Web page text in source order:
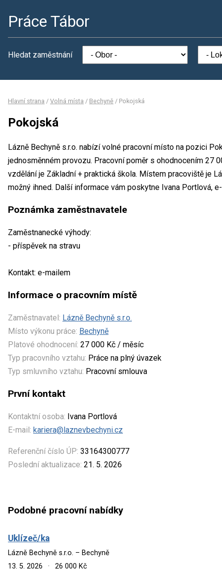
Práce Tábor
Hledat zaměstnání
Hlavní strana / Volná místa / Bechyně / Pokojská
Pokojská
Lázně Bechyně s.r.o. nabízí volné pracovní místo na pozici
jednosměnném provozu. Pracovní poměr s ohodnocením 27
vzdělání je Základní + praktická škola. Místem pracoviště je
možný ihned. Další informace vám poskytne Ivana Portlová,
Poznámka zaměstnavatele
Zaměstnanecké výhody:
- příspěvek na stravu
Kontakt: e-mailem
Informace o pracovním místě
Zaměstnavatel: Lázně Bechyně s.r.o.
Místo výkonu práce: Bechyně
Platové ohodnocení: 27 000 Kč / měsíc
Typ pracovního vztahu: Práce na plný úvazek
Typ smluvního vztahu: Pracovní smlouva
První kontakt
Kontaktní osoba: Ivana Portlová
E-mail: kariera@laznevbechyni.cz
Referenční číslo ÚP: 33164300777
Poslední aktualizace: 21. 5. 2026
Podobné pracovní nabídky
Uklízeč/ka
Lázně Bechyně s.r.o. – Bechyně
13. 5. 2026
· 26 000 Kč